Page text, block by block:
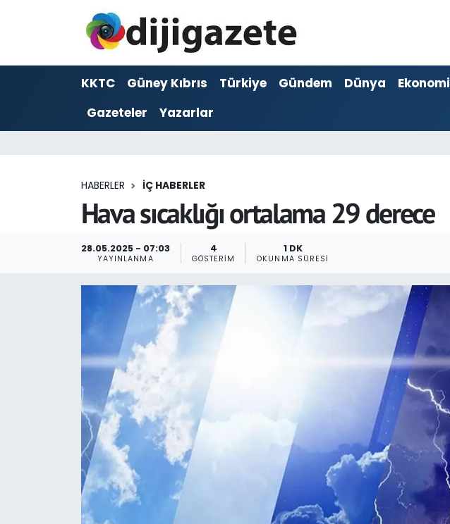
KKTC Güney Kıbrıs Türkiye Gündem Dünya Ekonomi
Gazeteler
Yazarlar
HABERLER İÇ HABERLER
Hava sıcaklığı ortalama 29 derece
28.05.2025 - 07:03
YAYINLANMA
4
GÖSTERIM
1 DK
OKUNMA SÜRESI
ADVERTORIAL
Dijigazete
KKTC YEREL SEÇİM 2018
Kültür Sanat
Magazin
Hava Durumu
Trafik Durumu
Son Dakika Haberleri